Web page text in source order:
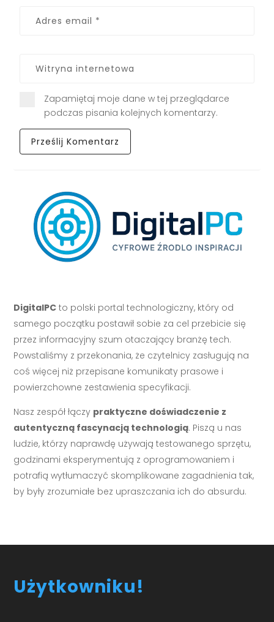
Zapamiętaj moje dane w tej przeglądarce
podczas pisania kolejnych komentarzy.
DigitalPC to polski portal technologiczny, który od
samego początku postawił sobie za cel przebicie się
przez informacyjny szum otaczający branżę tech.
Powstaliśmy z przekonania, że czytelnicy zasługują na
coś więcej niż przepisane komunikaty prasowe i
powierzchowne zestawienia specyfikacji.
Nasz zespół łączy praktyczne doświadczenie z
autentyczną fascynacją technologią. Piszą u nas
ludzie, którzy naprawdę używają testowanego sprzętu,
godzinami eksperymentują z oprogramowaniem i
potrafią wytłumaczyć skomplikowane zagadnienia tak,
by były zrozumiałe bez upraszczania ich do absurdu.
Użytkowniku!